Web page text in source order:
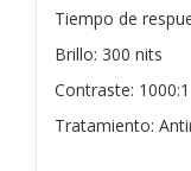
Tiempo de
Brillo: 300 nits
Contraste: 1000:1
Tratamiento: